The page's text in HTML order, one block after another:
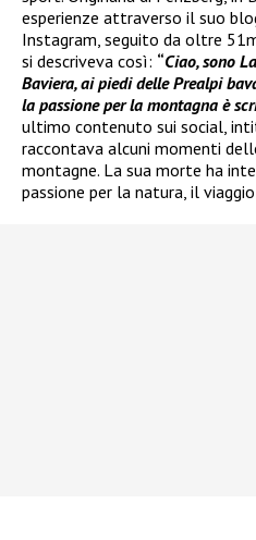
esperienze attraverso il suo
Instagram, seguito da oltre
si descriveva così: “Ciao, sono
Baviera, ai piedi delle Prealpi
la passione per la montagna è
ultimo contenuto sui social,
raccontava alcuni momenti
montagne. La sua morte ha
passione per la natura, il